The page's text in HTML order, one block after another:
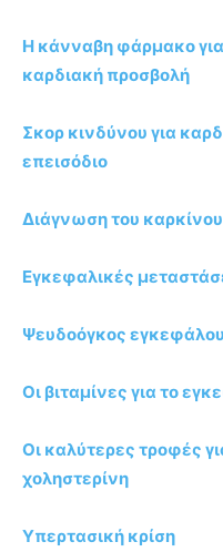
Η κάνναβη φάρμακο
καρδιακή προσβολή
Σκορ κινδύνου για
επεισόδιο
Διάγνωση του
Εγκεφαλικές
Ψευδοόγκος εγκεφάλου
Οι βιταμίνες για το
Οι καλύτερες τροφές
χοληστερίνη
Υπερτασική κρίση